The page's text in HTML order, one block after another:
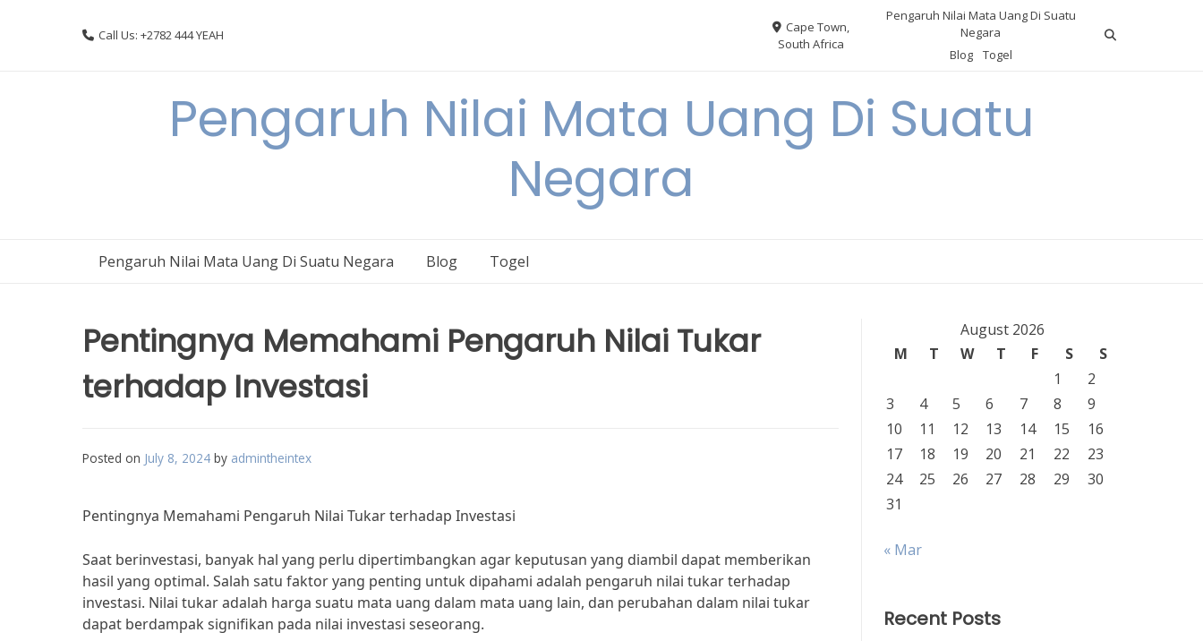
Call Us: +2782 444 YEAH
Cape Town,
South Africa
Pengaruh Nilai Mata Uang Di Suatu
Negara
Blog
Togel
Pengaruh Nilai Mata Uang Di Suatu
Negara
Pengaruh Nilai Mata Uang Di Suatu Negara Blog Togel
Pentingnya Memahami Pengaruh Nilai Tukar
terhadap Investasi
Posted on July 8, 2024 by admintheintex
Pentingnya Memahami Pengaruh Nilai Tukar terhadap Investasi
Saat berinvestasi, banyak hal yang perlu dipertimbangkan agar keputusan yang diambil dapat memberikan
hasil yang optimal. Salah satu faktor yang penting untuk dipahami adalah pengaruh nilai tukar terhadap
investasi. Nilai tukar adalah harga suatu mata uang dalam mata uang lain, dan perubahan dalam nilai tukar
dapat berdampak signifikan pada nilai investasi seseorang.
August 2026
M
T W T F S
S
1
2
3
4 5 6 7 8
9
10
11 12 13 14 15
16
17
18 19 20 21 22
23
24
25 26 27 28 29
30
31
« Mar
Recent Posts